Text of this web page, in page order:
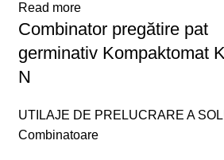
Read more
Combinator pregătire pat
germinativ Kompaktomat
N
UTILAJE DE PRELUCRARE A
Combinatoare